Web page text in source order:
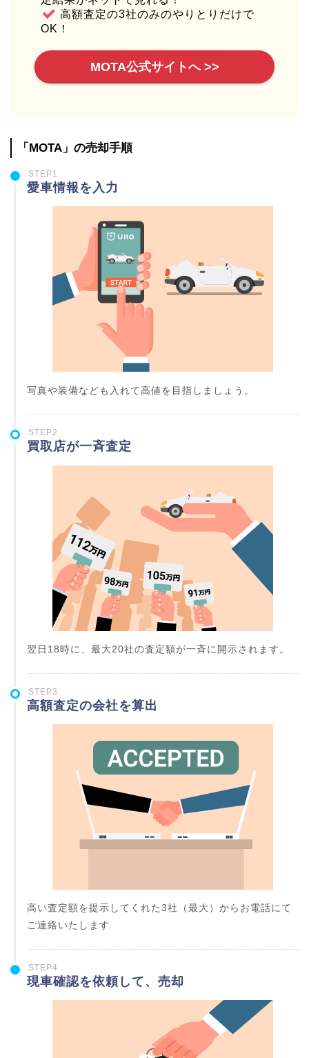
高額査定の3社のみのやりとりだけで
OK！
MOTA公式サイトへ >>
「MOTA」の売却手順
STEP1
愛車情報を入力
写真や装備なども入れて高値を目指しましょう。
STEP2
買取店が一斉査定
翌日18時に、最大20社の査定額が一斉に開示されます。
STEP3
高額査定の会社を算出
高い査定額を提示してくれた3社（最大）からお電話にて
ご連絡いたします
STEP4
現車確認を依頼して、売却